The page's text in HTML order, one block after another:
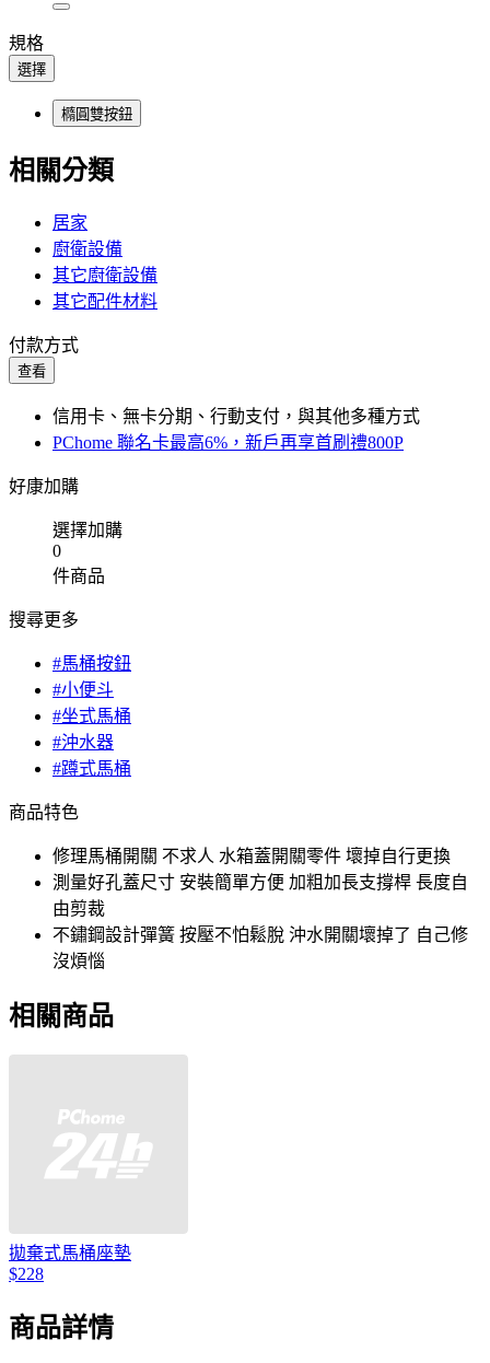
規格
選擇
橢圓雙按鈕
相關分類
居家
廚衛設備
其它廚衛設備
其它配件材料
付款方式
查看
信用卡、無卡分期、行動支付，與其他多種方式
PChome 聯名卡最高6%，新戶再享首刷禮800P
好康加購
選擇加購
0
件商品
搜尋更多
#馬桶按鈕
#小便斗
#坐式馬桶
#沖水器
#蹲式馬桶
商品特色
修理馬桶開關 不求人 水箱蓋開關零件 壞掉自行更換
測量好孔蓋尺寸 安裝簡單方便 加粗加長支撐桿 長度自
由剪裁
不鏽鋼設計彈簧 按壓不怕鬆脫 沖水開關壞掉了 自己修
沒煩惱
相關商品
拋棄式馬桶座墊
$228
商品詳情